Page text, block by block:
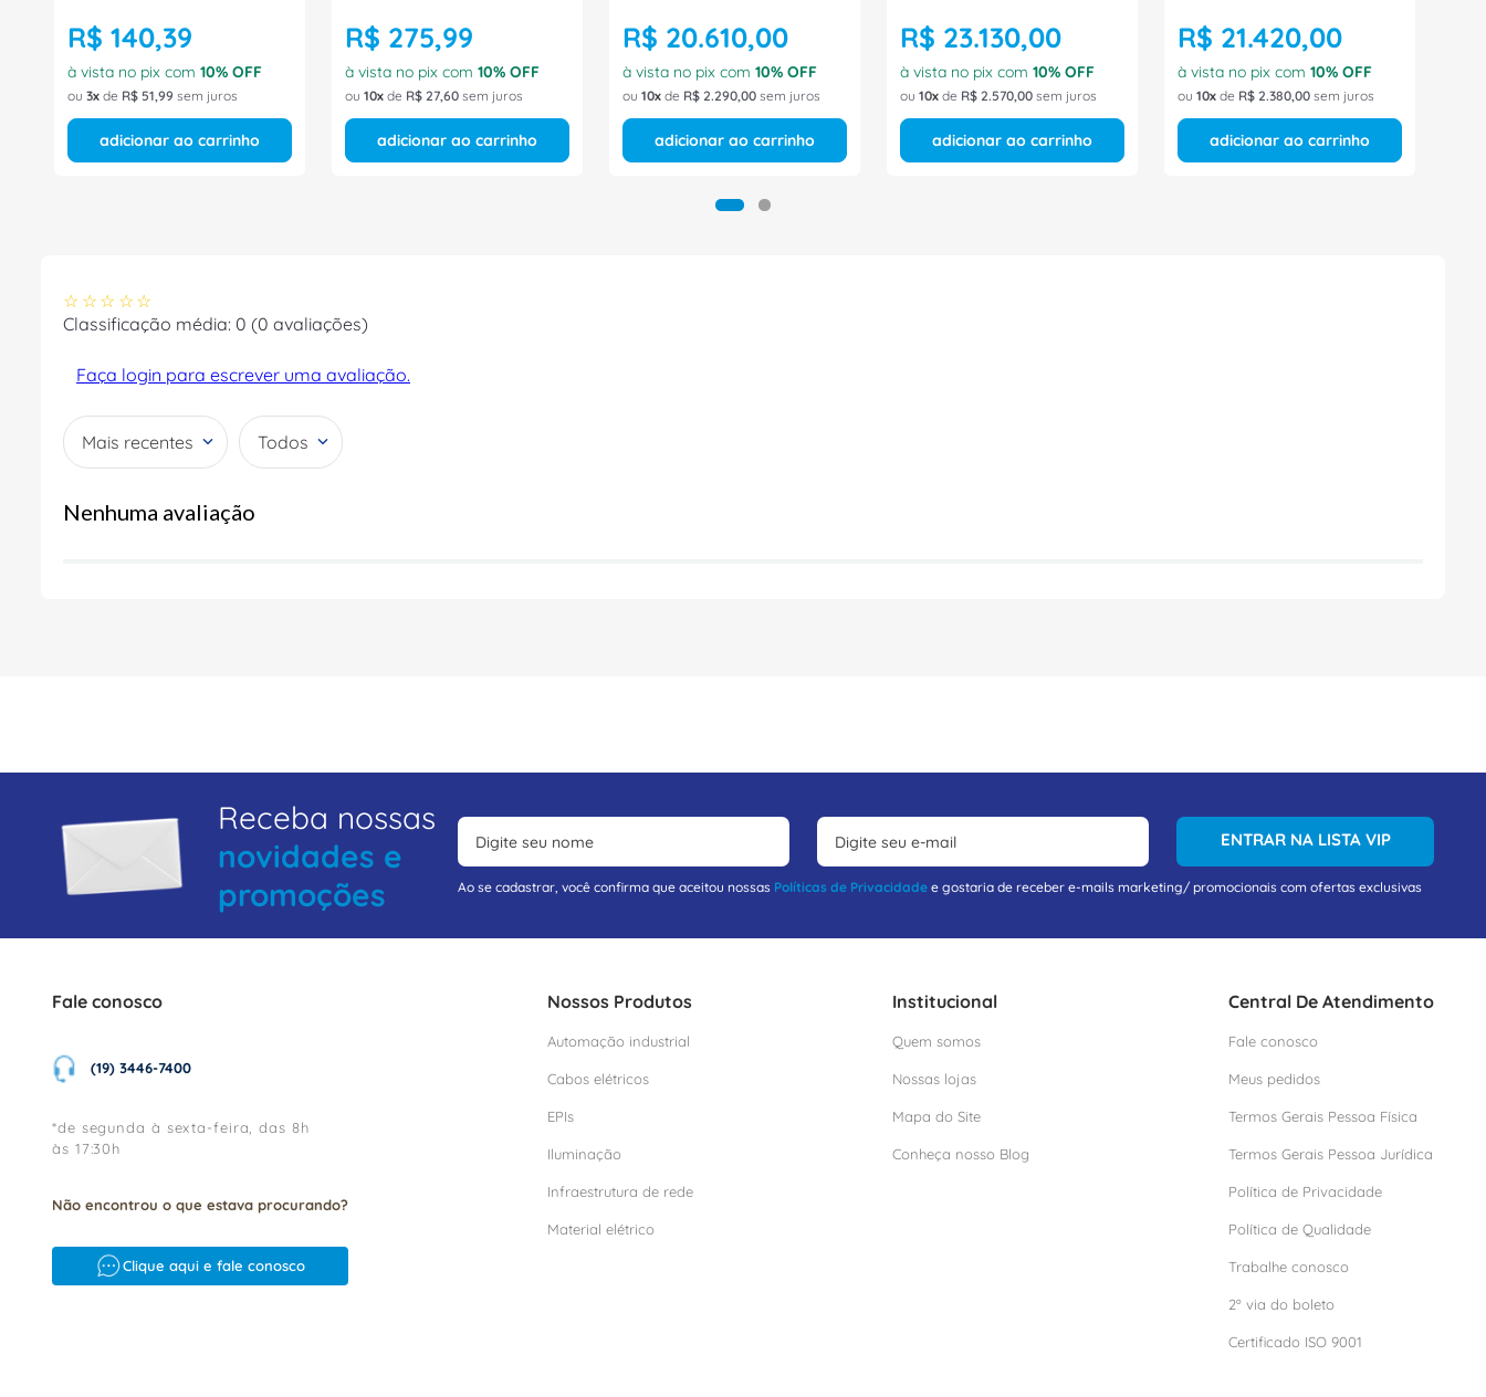
R$ 140,39
à vista no pix com 10% OFF
ou 3 de R$ 51,99 sem juros
adicionar ao carrinho
R$ 275,99
à vista no pix com 10% OFF
ou 10 de R$ 27,60 sem juros
adicionar ao carrinho
R$ 20.610,00
à vista no pix com 10% OFF
ou 10 de R$ 2.290,00 sem juros
adicionar ao carrinho
R$ 23.130,00
à vista no pix com 10% OFF
ou 10 de R$ 2.570,00 sem juros
adicionar ao carrinho
R$ 21.420,00
à vista no pix com 10% OFF
ou 10 de R$ 2.380,00 sem juros
adicionar ao carrinho
☆ ☆ ☆ ☆ ☆
Classificação média: 0 (0 avaliações)
Faça login para escrever uma avaliação.
Mais recentes Todos
Nenhuma avaliação
Receba nossas
novidades e
promoções
ENTRAR NA LISTA VIP
Ao se cadastrar, você confirma que aceitou nossas Políticas de Privacidade e gostaria de receber e-mails marketing/ promocionais com ofertas exclusivas
Fale conosco
(19) 3446-7400
*de segunda à sexta-feira, das 8h
às 17:30h
Não encontrou o que estava procurando?
Clique aqui e fale conosco
Nossos Produtos
Automação industrial
Cabos elétricos
EPIs
Iluminação
Infraestrutura de rede
Material elétrico
Institucional
Quem somos
Nossas lojas
Mapa do Site
Conheça nosso Blog
Central De Atendimento
Fale conosco
Meus pedidos
Termos Gerais Pessoa Física
Termos Gerais Pessoa Jurídica
Política de Privacidade
Política de Qualidade
Trabalhe conosco
2º via do boleto
Certificado ISO 9001